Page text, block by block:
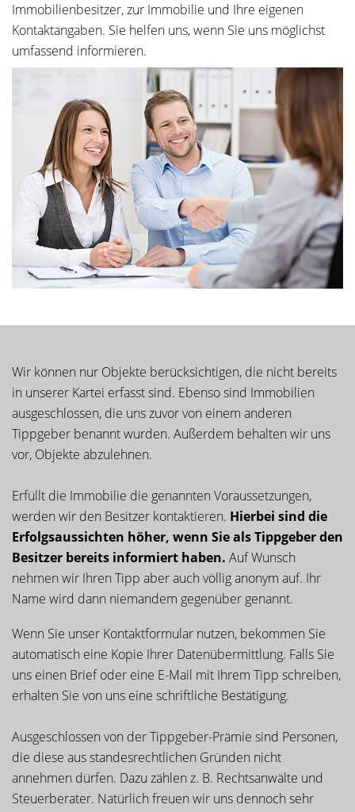
Immobilienbesitzer, zur Immobilie und Ihre eigenen
Kontaktangaben. Sie helfen uns, wenn Sie uns möglichst
umfassend informieren.
Wir können nur Objekte berücksichtigen, die nicht bereits
in unserer Kartei erfasst sind. Ebenso sind Immobilien
ausgeschlossen, die uns zuvor von einem anderen
Tippgeber benannt wurden. Außerdem behalten wir uns
vor, Objekte abzulehnen.
Erfüllt die Immobilie die genannten Voraussetzungen,
werden wir den Besitzer kontaktieren. Hierbei sind die
Erfolgsaussichten höher, wenn Sie als Tippgeber den
Besitzer bereits informiert haben. Auf Wunsch
nehmen wir Ihren Tipp aber auch völlig anonym auf. Ihr
Name wird dann niemandem gegenüber genannt.
Wenn Sie unser Kontaktformular nutzen, bekommen Sie
automatisch eine Kopie Ihrer Datenübermittlung. Falls Sie
uns einen Brief oder eine E-Mail mit Ihrem Tipp schreiben,
erhalten Sie von uns eine schriftliche Bestätigung.
Ausgeschlossen von der Tippgeber-Prämie sind Personen,
die diese aus standesrechtlichen Gründen nicht
annehmen dürfen. Dazu zählen z. B. Rechtsanwälte und
Steuerberater. Natürlich freuen wir uns dennoch sehr